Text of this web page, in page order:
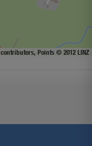
contributors, Points © 2012 LINZ